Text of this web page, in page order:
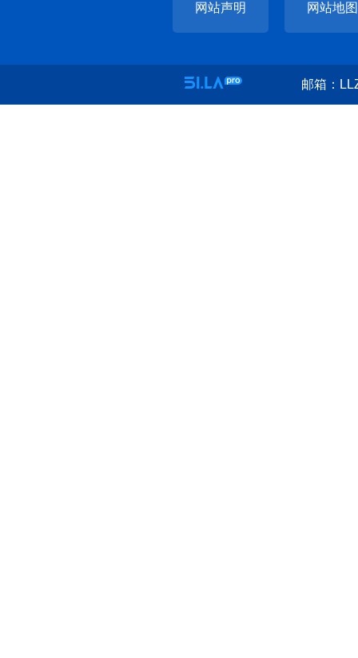
网站声明 网站地图
邮箱：